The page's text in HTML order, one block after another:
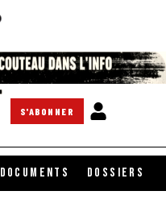
S'ABONNER
DOCUMENTS DOSSIERS